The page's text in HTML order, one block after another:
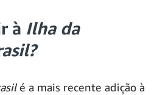
à Ilha da
é a mais recente adição à